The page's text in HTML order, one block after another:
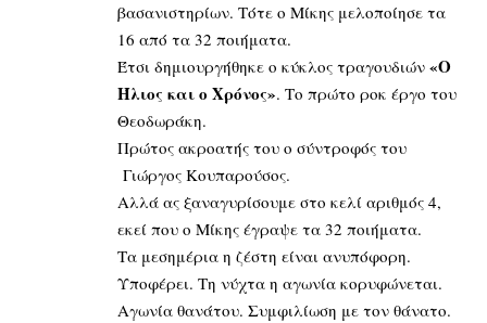
βασανιστηρίων. Τότε ο Μίκης μελοποίησε τα
16 από τα 32 ποιήματα.
Έτσι δημιουργήθηκε ο κύκλος τραγουδιών «Ο
Ήλιος και ο Χρόνος». Το πρώτο ροκ έργο του
Θεοδωράκη.
Πρώτος ακροατής του ο σύντροφός του
Γιώργος Κουπαρούσος.
Αλλά ας ξαναγυρίσουμε στο κελί αριθμός 4,
εκεί που ο Μίκης έγραψε τα 32 ποιήματα.
Τα μεσημέρια η ζέστη είναι ανυπόφορη.
Υποφέρει. Τη νύχτα η αγωνία κορυφώνεται.
Αγωνία θανάτου. Συμφιλίωση με τον θάνατο.